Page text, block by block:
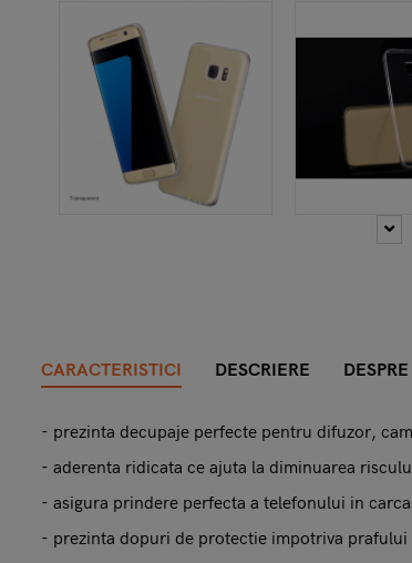
CARACTERISTICI DESCRIERE
- prezinta decupaje perfecte pentru difuzor,
- aderenta ridicata ce ajuta la diminuarea
- asigura prindere perfecta a telefonului in
- prezinta dopuri de protectie impotriva